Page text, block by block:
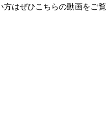
方はぜひこちらの動画をご覧